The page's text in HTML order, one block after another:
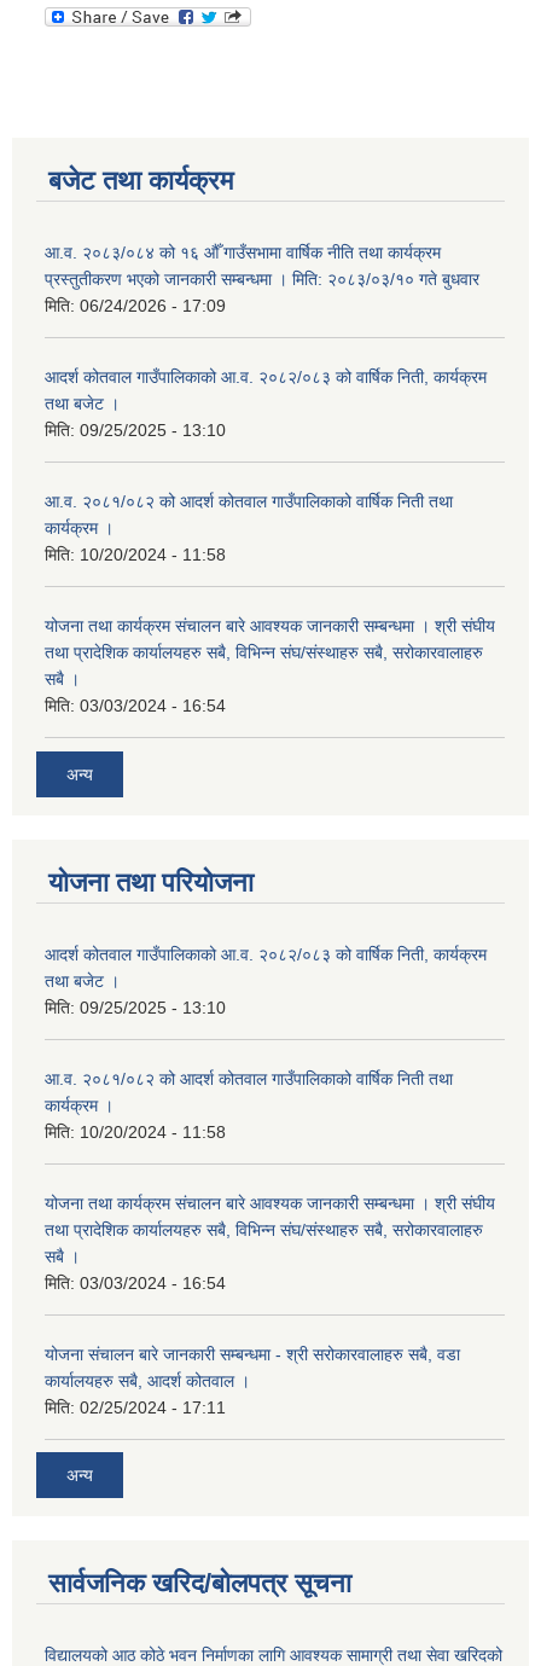
बजेट तथा कार्यक्रम
आ.व. २०८३/०८४ को १६ औँ गाउँसभामा वार्षिक नीति तथा कार्यक्रम
प्रस्तुतीकरण भएको जानकारी सम्बन्धमा । मिति: २०८३/०३/१० गते बुधवार
मिति: 06/24/2026 - 17:09
आदर्श कोतवाल गाउँपालिकाको आ.व. २०८२/०८३ को वार्षिक निती, कार्यक्रम
तथा बजेट ।
मिति: 09/25/2025 - 13:10
आ.व. २०८१/०८२ को आदर्श कोतवाल गाउँपालिकाको वार्षिक निती तथा
कार्यक्रम ।
मिति: 10/20/2024 - 11:58
योजना तथा कार्यक्रम संचालन बारे आवश्यक जानकारी सम्बन्धमा । श्री संघीय
तथा प्रादेशिक कार्यालयहरु सबै, विभिन्‍न संघ/संस्थाहरु सबै, सरोकारवालाहरु
सबै ।
मिति: 03/03/2024 - 16:54
अन्य
योजना तथा परियोजना
आदर्श कोतवाल गाउँपालिकाको आ.व. २०८२/०८३ को वार्षिक निती, कार्यक्रम
तथा बजेट ।
मिति: 09/25/2025 - 13:10
आ.व. २०८१/०८२ को आदर्श कोतवाल गाउँपालिकाको वार्षिक निती तथा
कार्यक्रम ।
मिति: 10/20/2024 - 11:58
योजना तथा कार्यक्रम संचालन बारे आवश्यक जानकारी सम्बन्धमा । श्री संघीय
तथा प्रादेशिक कार्यालयहरु सबै, विभिन्‍न संघ/संस्थाहरु सबै, सरोकारवालाहरु
सबै ।
मिति: 03/03/2024 - 16:54
योजना संचालन बारे जानकारी सम्बन्धमा - श्री सरोकारवालाहरु सबै, वडा
कार्यालयहरु सबै, आदर्श कोतवाल ।
मिति: 02/25/2024 - 17:11
अन्य
सार्वजनिक खरिद/बोलपत्र सूचना
विद्यालयको आठ कोठे भवन निर्माणका लागि आवश्यक सामाग्री तथा सेवा खरिदको